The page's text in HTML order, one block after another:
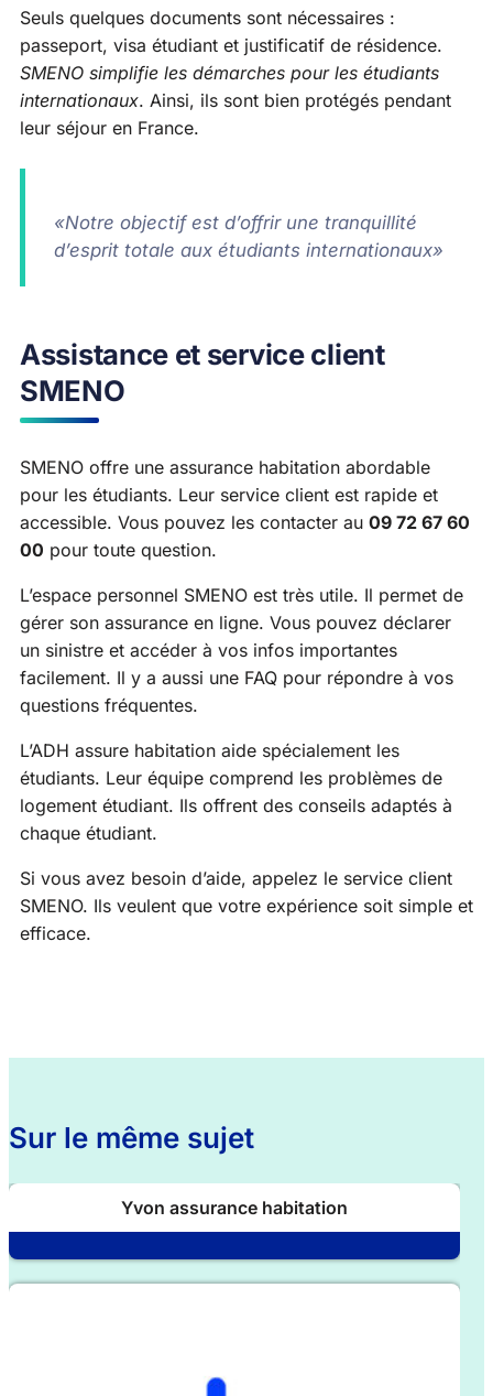
Seuls quelques documents sont nécessaires :
passeport, visa étudiant et justificatif de résidence.
SMENO simplifie les démarches pour les étudiants
internationaux. Ainsi, ils sont bien protégés pendant
leur séjour en France.
«Notre objectif est d’offrir une tranquillité
d’esprit totale aux étudiants internationaux»
Assistance et service client
SMENO
SMENO offre une assurance habitation abordable
pour les étudiants. Leur service client est rapide et
accessible. Vous pouvez les contacter au 09 72 67 60
00 pour toute question.
L’espace personnel SMENO est très utile. Il permet de
gérer son assurance en ligne. Vous pouvez déclarer
un sinistre et accéder à vos infos importantes
facilement. Il y a aussi une FAQ pour répondre à vos
questions fréquentes.
L’ADH assure habitation aide spécialement les
étudiants. Leur équipe comprend les problèmes de
logement étudiant. Ils offrent des conseils adaptés à
chaque étudiant.
Si vous avez besoin d’aide, appelez le service client
SMENO. Ils veulent que votre expérience soit simple et
efficace.
Sur le même sujet
Yvon assurance habitation